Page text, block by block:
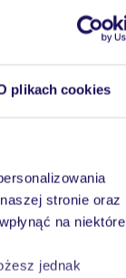
plikach cookies
stronie oraz
na niektóre
jednak